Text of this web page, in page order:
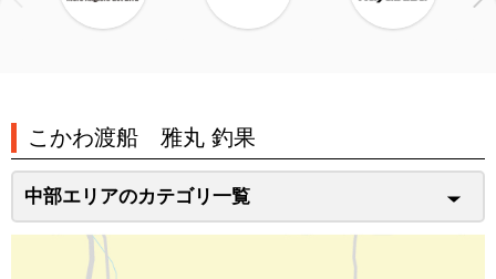
こかわ渡船 雅丸 釣果
中部エリアのカテゴリ一覧